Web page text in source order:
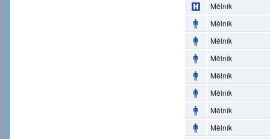
Mělník
Mělník
Mělník
Mělník
Mělník
Mělník
Mělník
Mělník